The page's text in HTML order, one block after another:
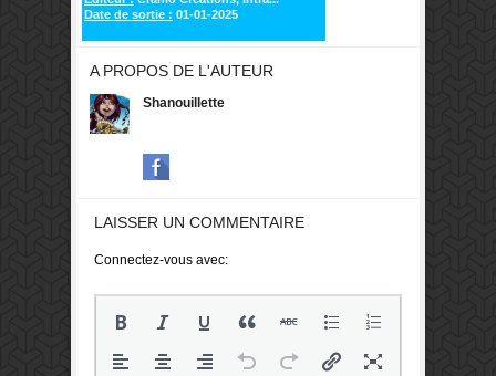
Date de sortie : 01-01-2025
A PROPOS DE L'AUTEUR
Shanouillette
LAISSER UN COMMENTAIRE
Connectez-vous avec: